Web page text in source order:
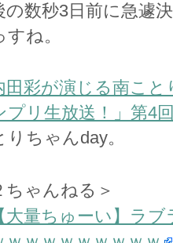
の数秒3日前に急遽
すね。
田彩が演じる南こ
プリ生放送！」第4
りちゃんday。
ちゃんねる＞
大量ちゅーい】ラ